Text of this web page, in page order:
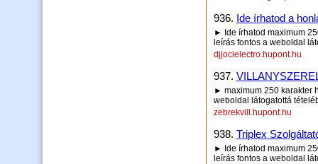
936. Ide írhatod a
► Ide írhatod maximum
leírás fontos a weboldal
djjocielectro.hupont.hu
937.
► maximum 250 karakter
weboldal látogatottá
zebrekvill.hupont.hu
938. Triplex
► Ide írhatod maximum
leírás fontos a weboldal